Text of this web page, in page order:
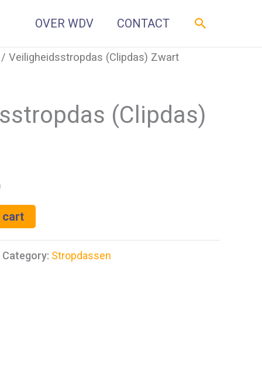
OVER WDV CONTACT Zoeken
/ Veiligheidsstropdas (Clipdas) Zwart
(Clipdas)
cart
Category: Stropdassen